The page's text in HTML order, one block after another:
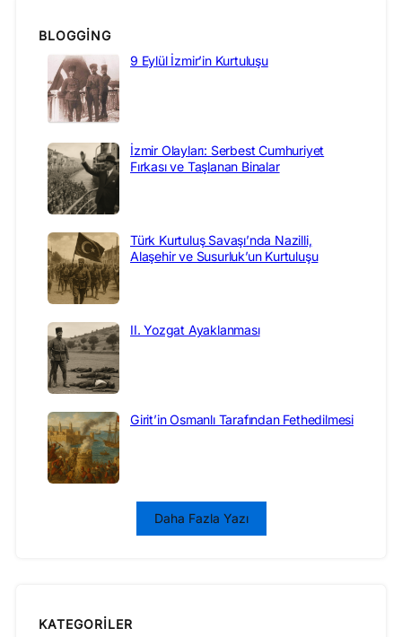
BLOGGING
9 Eylül İzmir’in Kurtuluşu
İzmir Olayları: Serbest Cumhuriyet
Fırkası ve Taşlanan Binalar
Türk Kurtuluş Savaşı’nda Nazilli,
Alaşehir ve Susurluk’un Kurtuluşu
II. Yozgat Ayaklanması
Girit’in Osmanlı Tarafından Fethedilmesi
Daha Fazla Yazı
KATEGORILER